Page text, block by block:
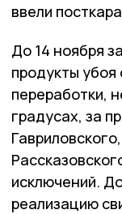
ввели
До 14 ноября
продукты убоя
переработки,
градусах, за
исключений.
реализацию